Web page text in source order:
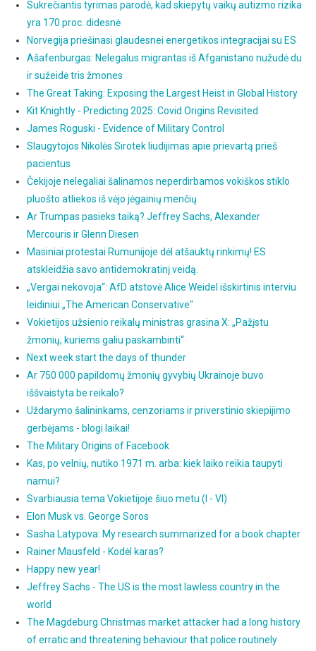
Sukrečiantis tyrimas parodė, kad skiepytų vaikų autizmo rizika
yra 170 proc. didesnė
Norvegija priešinasi glaudesnei energetikos integracijai su ES
Ašafenburgas: Nelegalus migrantas iš Afganistano nužudė du
ir sužeidė tris žmones
The Great Taking: Exposing the Largest Heist in Global History
Kit Knightly - Predicting 2025: Covid Origins Revisited
James Roguski - Evidence of Military Control
Slaugytojos Nikolės Sirotek liudijimas apie prievartą prieš
pacientus
Čekijoje nelegaliai šalinamos neperdirbamos vokiškos stiklo
pluošto atliekos iš vėjo jėgainių menčių
Ar Trumpas pasieks taiką? Jeffrey Sachs, Alexander
Mercouris ir Glenn Diesen
Masiniai protestai Rumunijoje dėl atšauktų rinkimų! ES
atskleidžia savo antidemokratinį veidą.
„Vergai nekovoja“: AfD atstovė Alice Weidel išskirtinis interviu
leidiniui „The American Conservative"
Vokietijos užsienio reikalų ministras grasina X: „Pažįstu
žmonių, kuriems galiu paskambinti“
Next week start the days of thunder
Ar 750 000 papildomų žmonių gyvybių Ukrainoje buvo
iššvaistyta be reikalo?
Uždarymo šalininkams, cenzoriams ir priverstinio skiepijimo
gerbėjams - blogi laikai!
The Military Origins of Facebook
Kas, po velnių, nutiko 1971 m. arba: kiek laiko reikia taupyti
namui?
Svarbiausia tema Vokietijoje šiuo metu (I - VI)
Elon Musk vs. George Soros
Sasha Latypova: My research summarized for a book chapter
Rainer Mausfeld - Kodėl karas?
Happy new year!
Jeffrey Sachs - The US is the most lawless country in the
world
The Magdeburg Christmas market attacker had a long history
of erratic and threatening behaviour that police routinely